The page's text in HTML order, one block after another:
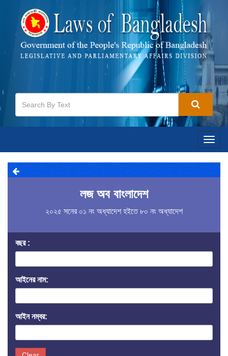
লজ অব বাংলাদেশ
২০২৫ সনের ০১ নং অধ্যাদেশ হইতে ৮০ নং অধ্যাদেশ
বছর :
আইনের নাম:
আইন নম্বর: